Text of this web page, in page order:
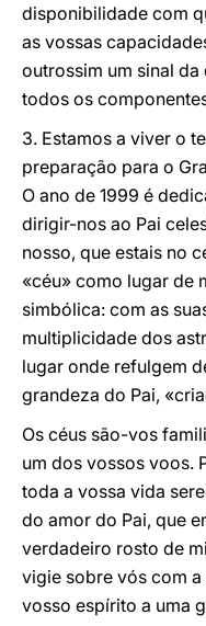
disponibilidade com
as vossas
outrossim um sinal
todos os
3. Estamos a viver o
preparação para o
O ano de 1999 é
dirigir-nos ao Pai
nosso, que estais no
«céu» como lugar de
simbólica: com as
multiplicidade dos
lugar onde refulgem
grandeza do Pai,
Os céus são-vos
um dos vossos voos.
toda a vossa vida
do amor do Pai, que
verdadeiro rosto de
vigie sobre vós com a
vosso espírito a uma